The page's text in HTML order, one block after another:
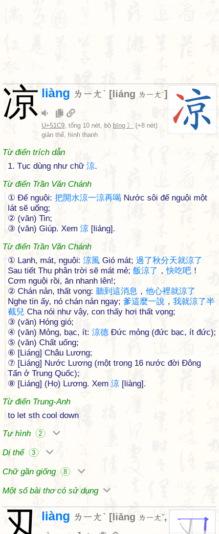
凉 liàng ㄌㄧㄤˋ [ liáng ㄌㄧㄤˊ]
U+51C9, tổng 10 nét, bộ bīng 冫
(+8 nét)
giản thể, hình thanh
Từ điển trích dẫn
1. Tục dùng như chữ 涼.
Từ điển Trần Văn Chánh
① Để nguội: 把開水涼一涼再喝 Nước sôi để nguội một
lát sẽ uống;
② (văn) Tin;
③ (văn) Giúp. Xem 涼 [liáng].
Từ điển Trần Văn Chánh
① Lạnh, mát, nguội: 涼風 Gió mát; 過了秋分天就涼了
Sau tiết Thu phân trời sẽ mát mẻ; 飯涼了 ，快吃吧 ！
Cơm nguội rồi, ăn nhanh lên!;
② Chán nản, thất vọng: 聽到 這消息 ， 他心裡就涼了
Nghe tin ấy, nó chán nản ngay; 爹這麼一說 ， 我就涼了半
截兒 Cha nói như vậy, con thấy hơi thất vọng;
③ (văn) Hóng gió;
④ (văn) Mỏng, bạc, ít: 涼德 Đức mỏng (đức bạc, ít đức);
⑤ (văn) Chất uống;
⑥ [Liáng] Châu Lương;
⑦ [Liáng] Nước Lương (một trong 16 nước đời Đông
Tấn ở Trung Quốc);
⑧ [Liáng] (Họ) Lương. Xem 涼 [liàng].
Từ điển Trung-Anh
to let sth cool down
Tự hình
2
Dị thể 3
Chữ gần giống 8
Một số bài thơ có sử dụng
刄 liàng ㄌㄧㄤˋ [ liǎng ㄌㄧㄤˇ,